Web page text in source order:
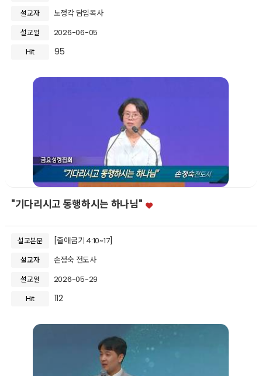
설교자 노정각 담임목사
설교일
2026-06-05
Hit
95
"기다리시고 동행하시는 하나님"
설교본문 [출애굽기 4:10~17]
설교자 손정숙 전도사
설교일
2026-05-29
Hit
112